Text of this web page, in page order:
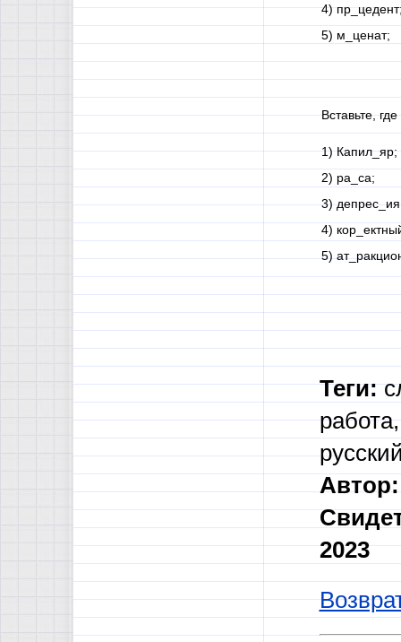
4)
5) м_ценат;
Вставьте,
1) Капил_яр;
2) ра_са;
3)
4)
5)
Теги:
Автор:
2023